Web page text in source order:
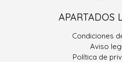
APARTADOS
Condiciones
Aviso
Política de